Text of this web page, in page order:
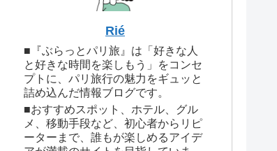
Rié
■『ぶらっとパリ旅』は「好きな人
と好きな時間を楽しもう」をコンセ
プトに、パリ旅行の魅力をギュッと
詰め込んだ情報ブログです。
■おすすめスポット、ホテル、グル
メ、移動手段など、初心者からリピ
ーターまで、誰もが楽しめるアイデ